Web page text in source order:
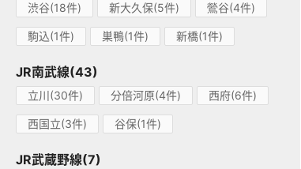
渋谷(18件) 新大久保(5件) 鶯谷(4件)
駒込(1件) 巣鴨(1件) 新橋(1件)
JR南武線(43)
立川(30件) 分倍河原(4件) 西府(6件)
西国立(3件) 谷保(1件)
JR武蔵野線(7)